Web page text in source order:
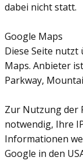
dabei nicht statt.
Google Maps
Diese Seite nutzt
Maps. Anbieter
Parkway,
Zur Nutzung der
notwendig, Ihre
Informationen
Google in den